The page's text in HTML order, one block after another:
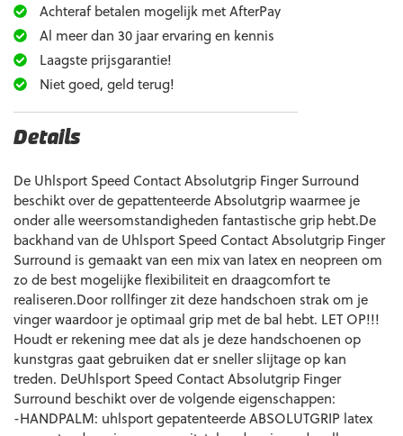
Achteraf betalen mogelijk met AfterPay
Al meer dan 30 jaar ervaring en kennis
Laagste prijsgarantie!
Niet goed, geld terug!
Details
De Uhlsport Speed Contact Absolutgrip Finger Surround
beschikt over de gepattenteerde Absolutgrip waarmee je
onder alle weersomstandigheden fantastische grip hebt.De
backhand van de Uhlsport Speed Contact Absolutgrip Finger
Surround is gemaakt van een mix van latex en neopreen om
zo de best mogelijke flexibiliteit en draagcomfort te
realiseren.Door rollfinger zit deze handschoen strak om je
vinger waardoor je optimaal grip met de bal hebt. LET OP!!!
Houdt er rekening mee dat als je deze handschoenen op
kunstgras gaat gebruiken dat er sneller slijtage op kan
treden. DeUhlsport Speed Contact Absolutgrip Finger
Surround beschikt over de volgende eigenschappen:
-HANDPALM: uhlsport gepatenteerde ABSOLUTGRIP latex